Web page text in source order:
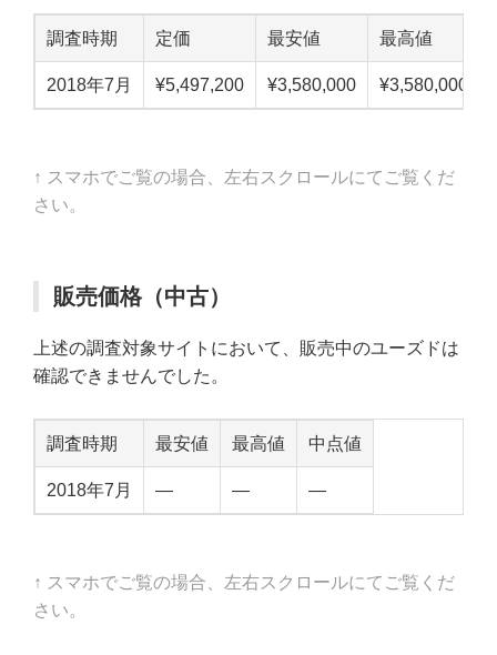
調査時期 定価 最安値 最高値
2018年7月 ¥5,497,200 ¥3,580,000 ¥3,580,000
↑ スマホでご覧の場合、左右スクロールにてご覧くだ
さい。
販売価格（中古）
上述の調査対象サイトにおいて、販売中のユーズドは
確認できませんでした。
調査時期 最安値 最高値 中点値
2018年7月 — — —
↑ スマホでご覧の場合、左右スクロールにてご覧くだ
さい。